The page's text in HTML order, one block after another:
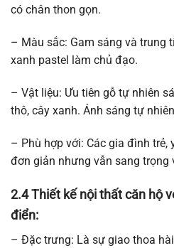
có chân thon gọn.
– Màu sắc: Gam sáng và trung
xanh pastel làm chủ đạo.
– Vật liệu: Ưu tiên gỗ tự nhiên
thô, cây xanh. Ánh sáng tự
– Phù hợp với: Các gia đình trẻ,
đơn giản nhưng vẫn sang trọng
2.4Thiết kế nội thất căn hộ
điển:
– Đặc trưng: Là sự giao thoa